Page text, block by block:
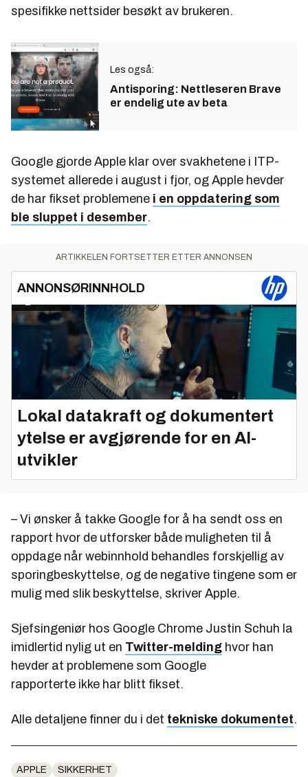
spesifikke nettsider besøkt av brukeren.
Les også:
Antisporing: Nettleseren Brave
er endelig ute av beta
Google gjorde Apple klar over svakhetene i ITP-
systemet allerede i august i fjor, og Apple hevder
de har fikset problemene i en oppdatering som
ble sluppet i desember.
ARTIKKELEN FORTSETTER ETTER ANNONSEN
ANNONSØRINNHOLD
Lokal datakraft og dokumentert
ytelse er avgjørende for en AI-
utvikler
– Vi ønsker å takke Google for å ha sendt oss en
rapport hvor de utforsker både muligheten til å
oppdage når webinnhold behandles forskjellig av
sporingbeskyttelse, og de negative tingene som er
mulig med slik beskyttelse, skriver Apple.
Sjefsingeniør hos Google Chrome Justin Schuh la
imidlertid nylig ut en Twitter-melding hvor han
hevder at problemene som Google
rapporterte ikke har blitt fikset.
Alle detaljene finner du i det tekniske dokumentet.
APPLE SIKKERHET